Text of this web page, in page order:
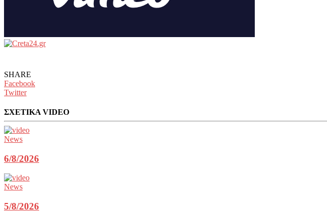
SHARE
Facebook
Twitter
ΣΧΕΤΙΚΑ VIDEO
News
6/8/2026
News
5/8/2026